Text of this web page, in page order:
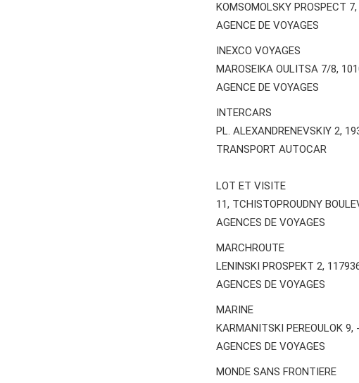
KOMSOMOLSKY PROSPECT
AGENCE DE VOYAGES
INEXCO VOYAGES
MAROSEIKA OULITSA 7/8,
AGENCE DE VOYAGES
INTERCARS
PL. ALEXANDRENEVSKIY 2,
TRANSPORT AUTOCAR
LOT ET VISITE
11, TCHISTOPROUDNY
AGENCES DE VOYAGES
MARCHROUTE
LENINSKI PROSPEKT 2,
AGENCES DE VOYAGES
MARINE
KARMANITSKI PEREOULOK
AGENCES DE VOYAGES
MONDE SANS FRONTIERE